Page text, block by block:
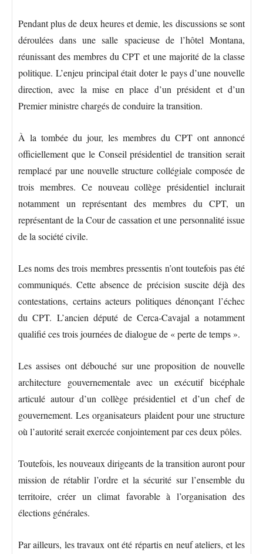
Pendant plus de deux heures et demie, les discussions se sont
déroulées dans une salle spacieuse de l’hôtel Montana,
réunissant des membres du CPT et une majorité de la classe
politique. L’enjeu principal était doter le pays d’une nouvelle
direction, avec la mise en place d’un président et d’un
Premier ministre chargés de conduire la transition.
À la tombée du jour, les membres du CPT ont annoncé
officiellement que le Conseil présidentiel de transition serait
remplacé par une nouvelle structure collégiale composée de
trois membres. Ce nouveau collège présidentiel inclurait
notamment un représentant des membres du CPT, un
représentant de la Cour de cassation et une personnalité issue
de la société civile.
Les noms des trois membres pressentis n’ont toutefois pas été
communiqués. Cette absence de précision suscite déjà des
contestations, certains acteurs politiques dénonçant l’échec
du CPT. L’ancien député de Cerca-Cavajal a notamment
qualifié ces trois journées de dialogue de « perte de temps ».
Les assises ont débouché sur une proposition de nouvelle
architecture gouvernementale avec un exécutif bicéphale
articulé autour d’un collège présidentiel et d’un chef de
gouvernement. Les organisateurs plaident pour une structure
où l’autorité serait exercée conjointement par ces deux pôles.
Toutefois, les nouveaux dirigeants de la transition auront pour
mission de rétablir l’ordre et la sécurité sur l’ensemble du
territoire, créer un climat favorable à l’organisation des
élections générales.
Par ailleurs, les travaux ont été répartis en neuf ateliers, et les